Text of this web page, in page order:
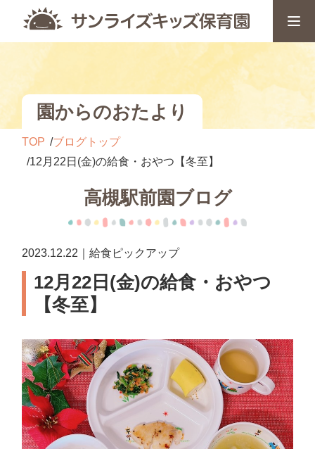
園からのおたより
TOP
ブログトップ
12月22日(金)の給食・おやつ【冬至】
高槻駅前園ブログ
2023.12.22｜給食ピックアップ
12月22日(金)の給食・おやつ
【冬至】